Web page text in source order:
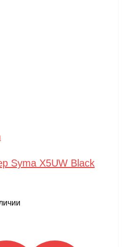
Syma X5UW Black